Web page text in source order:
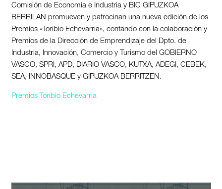
Comisión de Economía e Industria y BIC GIPUZKOA
BERRILAN promueven y patrocinan una nueva edición de los
Premios «Toribio Echevarria», contando con la colaboración y
Premios de la Dirección de Emprendizaje del Dpto. de
Industria, Innovación, Comercio y Turismo del GOBIERNO
VASCO, SPRI, APD, DIARIO VASCO, KUTXA, ADEGI, CEBEK,
SEA, INNOBASQUE y GIPUZKOA BERRITZEN.
Premios Toribio Echevarria